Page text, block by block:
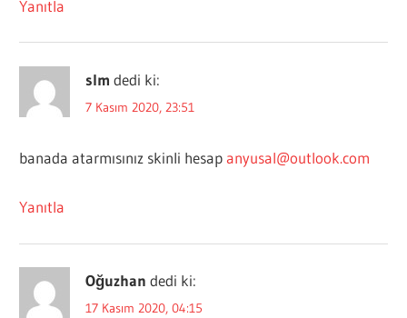
Yanıtla
slm dedi ki:
7 Kasım 2020, 23:51
banada atarmısınız skinli hesapanyusal@outlook.com
Yanıtla
Oğuzhan dedi ki:
17 Kasım 2020, 04:15